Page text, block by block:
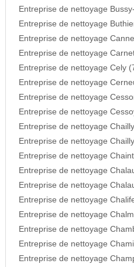
Entreprise de nettoyage
Entreprise de nettoyage
Entreprise de nettoyage
Entreprise de nettoyage
Entreprise de nettoyage Cely
Entreprise de nettoyage
Entreprise de nettoyage
Entreprise de nettoyage
Entreprise de nettoyage
Entreprise de nettoyage
Entreprise de nettoyage
Entreprise de nettoyage
Entreprise de nettoyage
Entreprise de nettoyage
Entreprise de nettoyage
Entreprise de nettoyage
Entreprise de nettoyage
Entreprise de nettoyage